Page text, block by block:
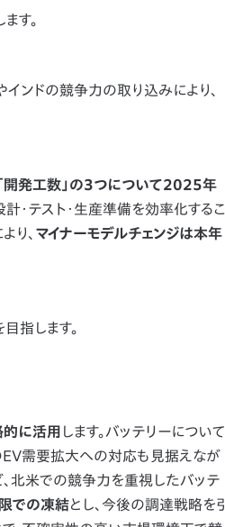
す。
インドの競争力の取り込みにより、
「開発工数」の3つについて2025年
・テスト・生産準備を効率化するこ
り、 マイナーモデルチェンジは本年
目指します。
に活用 します。バッテリーについて
EV需要拡大への対応も見据えなが
北米での競争力を重視したバッテ
での凍結とし、今後の調達戦略を引